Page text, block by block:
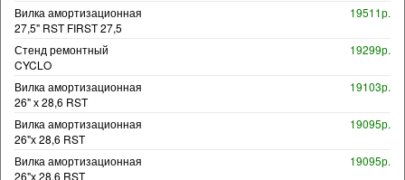
Вилка амортизационная
27,5" RST FIRST 27,5
19511р.
Стенд ремонтный
CYCLO
19299р.
Вилка амортизационная
26" х 28,6 RST
19103р.
Вилка амортизационная
26"х 28,6 RST
19095р.
Вилка амортизационная
26"х 28,6 RST
19095р.